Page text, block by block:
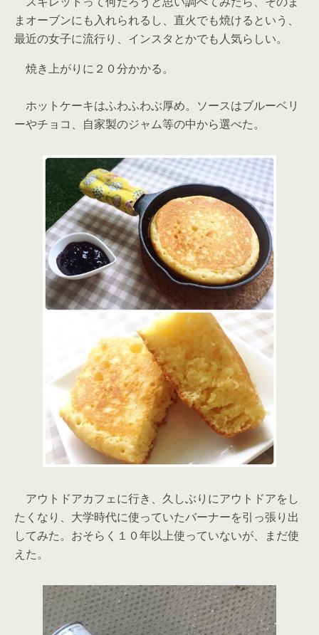
まオーブンにも入れられるし、直火でも焼けるという、
最近の女子に流行り、インスタとかでも人気らしい。
焼き上がりに２０分かかる。
ホットケーキはふわふわぶ厚め。ソースはブルーベリ
ーやチョコ、自家製のジャム等の中から選べた。
アウトドアカフェに行き、久しぶりにアウトドアをし
たくなり、大学時代に使っていたバーナーを引っ張り出
してみた。おそらく１０年以上使っていないが、まだ使
えた。